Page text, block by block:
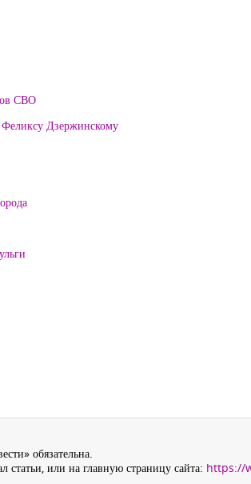
СВО
Дзержинскому
обязательна.
статьи, или на главную страницу сайта: https://